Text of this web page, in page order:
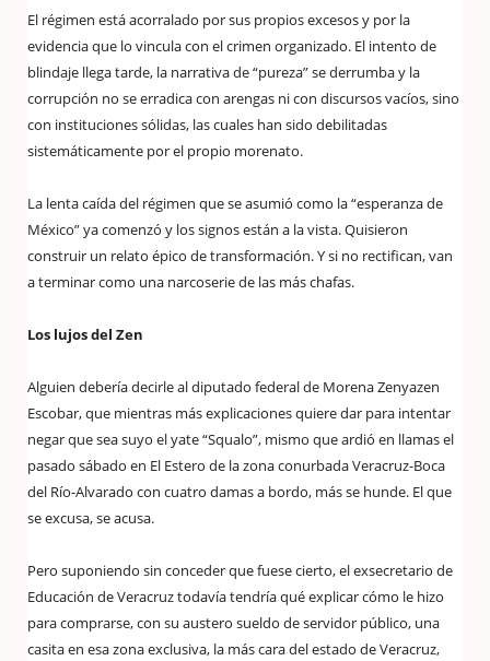
El régimen está acorralado por sus propios excesos y por la
evidencia que lo vincula con el crimen organizado. El intento de
blindaje llega tarde, la narrativa de “pureza” se derrumba y la
corrupción no se erradica con arengas ni con discursos vacíos, sino
con instituciones sólidas, las cuales han sido debilitadas
sistemáticamente por el propio morenato.
La lenta caída del régimen que se asumió como la “esperanza de
México” ya comenzó y los signos están a la vista. Quisieron
construir un relato épico de transformación. Y si no rectifican, van
a terminar como una narcoserie de las más chafas.
Los lujos del Zen
Alguien debería decirle al diputado federal de Morena Zenyazen
Escobar, que mientras más explicaciones quiere dar para intentar
negar que sea suyo el yate “Squalo”, mismo que ardió en llamas el
pasado sábado en El Estero de la zona conurbada Veracruz-Boca
del Río-Alvarado con cuatro damas a bordo, más se hunde. El que
se excusa, se acusa.
Pero suponiendo sin conceder que fuese cierto, el exsecretario de
Educación de Veracruz todavía tendría qué explicar cómo le hizo
para comprarse, con su austero sueldo de servidor público, una
casita en esa zona exclusiva, la más cara del estado de Veracruz,